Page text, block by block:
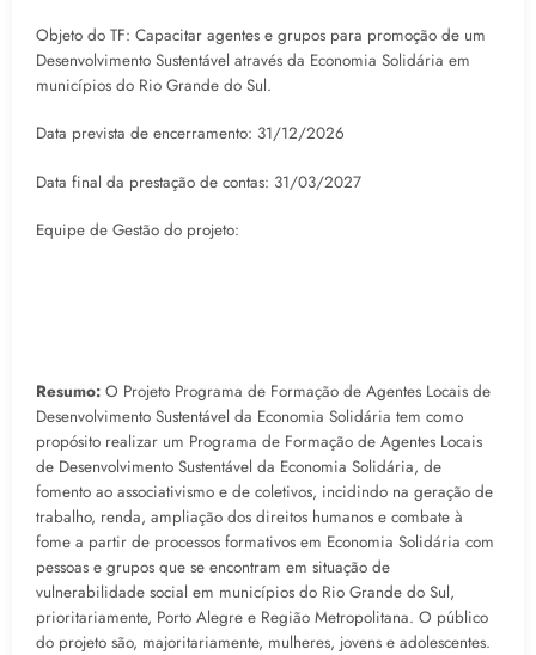
Objeto do TF: Capacitar agentes e grupos para promoção de um
Desenvolvimento Sustentável através da Economia Solidária em
municípios do Rio Grande do Sul.
Data prevista de encerramento: 31/12/2026
Data final da prestação de contas: 31/03/2027
Equipe de Gestão do projeto:
Resumo: O Projeto Programa de Formação de Agentes Locais de
Desenvolvimento Sustentável da Economia Solidária tem como
propósito realizar um Programa de Formação de Agentes Locais
de Desenvolvimento Sustentável da Economia Solidária, de
fomento ao associativismo e de coletivos, incidindo na geração de
trabalho, renda, ampliação dos direitos humanos e combate à
fome a partir de processos formativos em Economia Solidária com
pessoas e grupos que se encontram em situação de
vulnerabilidade social em municípios do Rio Grande do Sul,
prioritariamente, Porto Alegre e Região Metropolitana. O público
do projeto são, majoritariamente, mulheres, jovens e adolescentes.